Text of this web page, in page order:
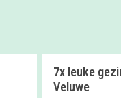
7x leuke
Veluwe